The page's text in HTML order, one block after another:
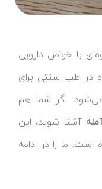
با خواص دارویی
در طب سنتی برای
اگر شما هم
آشنا شوید، این
است. ما را در ادامه